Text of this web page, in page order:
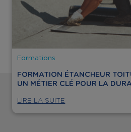
Formations
FORMATION ÉTANCHEUR
UN MÉTIER CLÉ POUR LA
LIRE LA SUITE